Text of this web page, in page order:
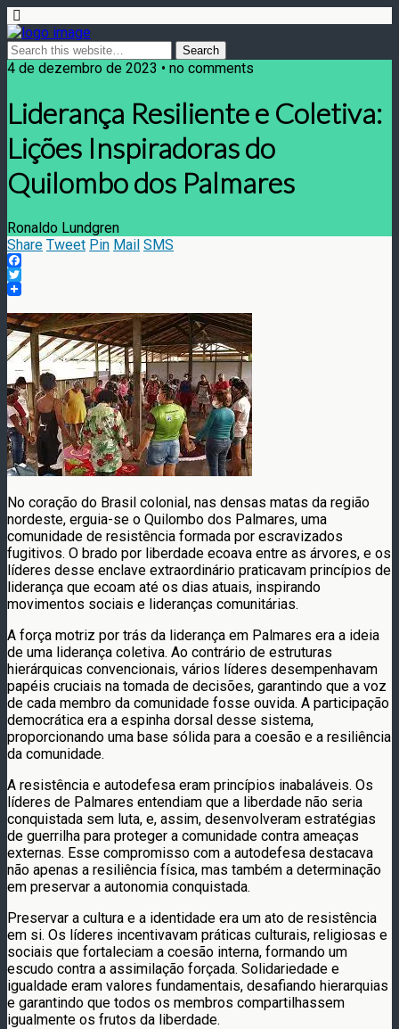
4 de dezembro de 2023 • no comments
Liderança Resiliente e Coletiva:
Lições Inspiradoras do
Quilombo dos Palmares
Ronaldo Lundgren
Share Tweet Pin Mail SMS
Facebook
Twitter
No coração do Brasil colonial, nas densas matas da região
nordeste, erguia-se o Quilombo dos Palmares, uma
comunidade de resistência formada por escravizados
fugitivos. O brado por liberdade ecoava entre as árvores, e os
líderes desse enclave extraordinário praticavam princípios de
liderança que ecoam até os dias atuais, inspirando
movimentos sociais e lideranças comunitárias.
A força motriz por trás da liderança em Palmares era a ideia
de uma liderança coletiva. Ao contrário de estruturas
hierárquicas convencionais, vários líderes desempenhavam
papéis cruciais na tomada de decisões, garantindo que a voz
de cada membro da comunidade fosse ouvida. A participação
democrática era a espinha dorsal desse sistema,
proporcionando uma base sólida para a coesão e a resiliência
da comunidade.
A resistência e autodefesa eram princípios inabaláveis. Os
líderes de Palmares entendiam que a liberdade não seria
conquistada sem luta, e, assim, desenvolveram estratégias
de guerrilha para proteger a comunidade contra ameaças
externas. Esse compromisso com a autodefesa destacava
não apenas a resiliência física, mas também a determinação
em preservar a autonomia conquistada.
Preservar a cultura e a identidade era um ato de resistência
em si. Os líderes incentivavam práticas culturais, religiosas e
sociais que fortaleciam a coesão interna, formando um
escudo contra a assimilação forçada. Solidariedade e
igualdade eram valores fundamentais, desafiando hierarquias
e garantindo que todos os membros compartilhassem
igualmente os frutos da liberdade.